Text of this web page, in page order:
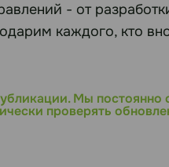
- от
каждого, кто
Мы
проверять